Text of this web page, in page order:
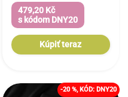
479,20 Kč
s kódom DNY20
Kúpiť teraz
-20 %, KÓD: DNY20